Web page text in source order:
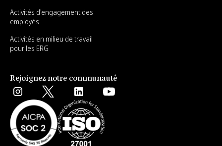
Activités d'engagement des
employés
Activités en milieu de travail
pour les ERG
Rejoignez notre communauté